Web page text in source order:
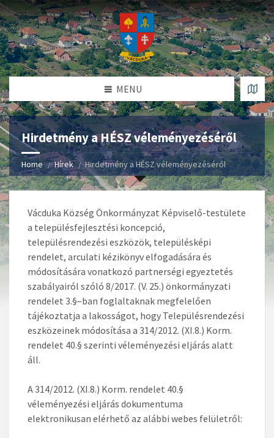
MENU
Hirdetmény a HÉSZ véleményezéséről
Home Hírek Hirdetmény a HÉSZ véleményezéséről
Vácduka Község Önkormányzat Képviselő-testülete
a településfejlesztési koncepció,
településrendezési eszközök, településképi
rendelet, arculati kézikönyv elfogadására és
módosítására vonatkozó partnerségi egyeztetés
szabályairól szóló 8/2017. (V. 25.) önkormányzati
rendelet 3.§–ban foglaltaknak megfelelően
tájékoztatja a lakosságot, hogy Településrendezési
eszközeinek módosítása a 314/2012. (XI.8.) Korm.
rendelet 40.§ szerinti véleményezési eljárás alatt
áll.
A 314/2012. (XI.8.) Korm. rendelet 40.§
véleményezési eljárás dokumentuma
elektronikusan elérhető az alábbi webes felületről: